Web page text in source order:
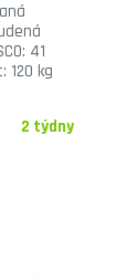
41
120 kg
2 týdny